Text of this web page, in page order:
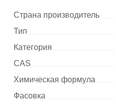
Страна производитель
Тип
Категория
CAS
Химическая формула
Фасовка